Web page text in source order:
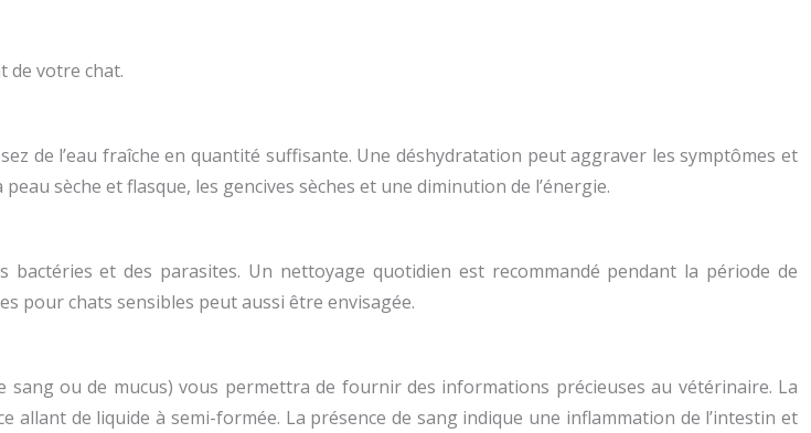
de votre chat.
de l’eau fraîche en quantité suffisante. Une déshydratation peut aggraver les symptômes et
sèche et flasque, les gencives sèches et une diminution de l’énergie.
et des parasites. Un nettoyage quotidien est recommandé pendant la période de
pour chats sensibles peut aussi être envisagée.
sang ou de mucus) vous permettra de fournir des informations précieuses au vétérinaire. La
de liquide à semi-formée. La présence de sang indique une inflammation de l’intestin et